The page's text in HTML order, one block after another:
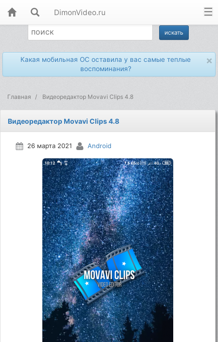
DimonVideo.ru
×
Какая мобильная ОС оставила у вас самые теплые
воспоминания?
Главная Видеоредактор Movavi Clips 4.8
Видеоредактор Movavi Clips 4.8
26 марта 2021 Android